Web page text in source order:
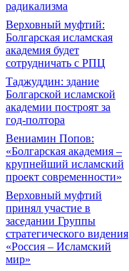
радикализма
Верховный муфтий:
Болгарская исламская
академия будет
сотрудничать с РПЦ
Таджуддин: здание
Болгарской исламской
академии построят за
год-полтора
Вениамин Попов:
«Болгарская академия –
крупнейший исламский
проект современности»
Верховный муфтий
принял участие в
заседании Группы
стратегического видения
«Россия – Исламский
мир»